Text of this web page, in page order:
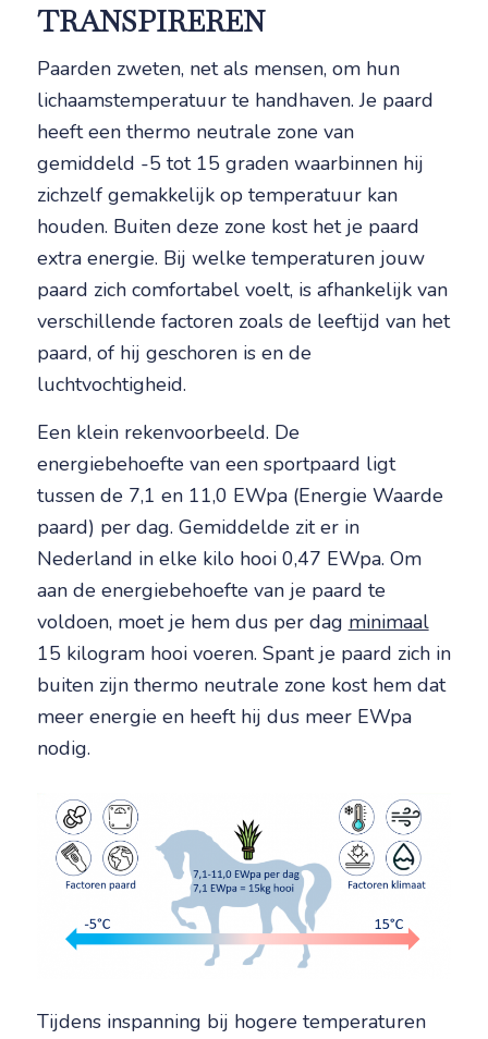
TRANSPIREREN
Paarden zweten, net als mensen, om hun
lichaamstemperatuur te handhaven. Je paard
heeft een thermo neutrale zone van
gemiddeld -5 tot 15 graden waarbinnen hij
zichzelf gemakkelijk op temperatuur kan
houden. Buiten deze zone kost het je paard
extra energie. Bij welke temperaturen jouw
paard zich comfortabel voelt, is afhankelijk van
verschillende factoren zoals de leeftijd van het
paard, of hij geschoren is en de
luchtvochtigheid.
Een klein rekenvoorbeeld. De
energiebehoefte van een sportpaard ligt
tussen de 7,1 en 11,0 EWpa (Energie Waarde
paard) per dag. Gemiddelde zit er in
Nederland in elke kilo hooi 0,47 EWpa. Om
aan de energiebehoefte van je paard te
voldoen, moet je hem dus per dag minimaal
15 kilogram hooi voeren. Spant je paard zich in
buiten zijn thermo neutrale zone kost hem dat
meer energie en heeft hij dus meer EWpa
nodig.
Tijdens inspanning bij hogere temperaturen